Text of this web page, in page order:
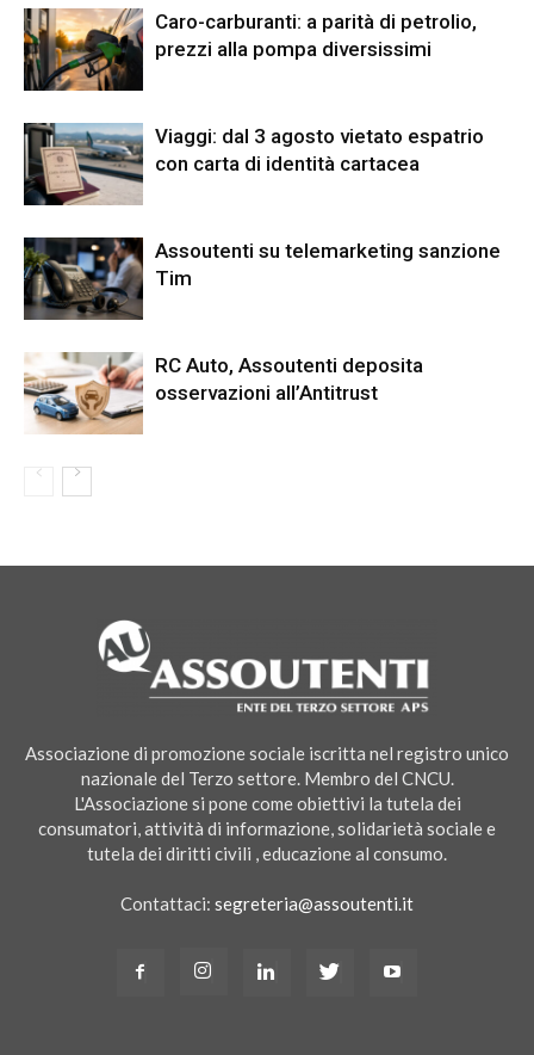
Caro-carburanti: a parità di petrolio,
prezzi alla pompa diversissimi
Viaggi: dal 3 agosto vietato espatrio
con carta di identità cartacea
Assoutenti su telemarketing sanzione
Tim
RC Auto, Assoutenti deposita
osservazioni all’Antitrust
Associazione di promozione sociale iscritta nel registro unico
nazionale del Terzo settore. Membro del CNCU.
L'Associazione si pone come obiettivi la tutela dei
consumatori, attività di informazione, solidarietà sociale e
tutela dei diritti civili , educazione al consumo.
Contattaci: segreteria@assoutenti.it